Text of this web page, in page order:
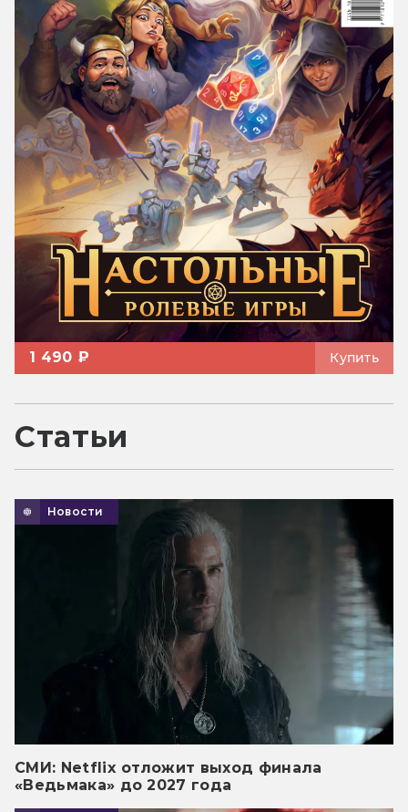
1 490 ₽ Купить
Статьи
Новости
СМИ: Netflix отложит выход финала
«Ведьмака» до 2027 года